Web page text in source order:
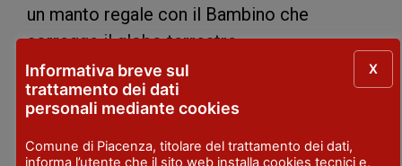
un manto regale con il Bambino che
sorregge il globo terrestre.
Celebrazioni nel Santuario Beata Vergine
del Pilastrello:
Informativa breve sul
trattamento dei dati
personali mediante cookies
Comune di Piacenza, titolare del trattamento dei dati,
informa l’utente che il sito web installa cookies tecnici e,
X